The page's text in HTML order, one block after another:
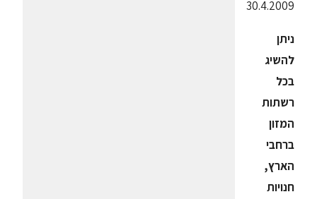
30.4.2009
ניתן
להשיג
בכל
רשתות
המזון
ברחבי
הארץ,
חנויות